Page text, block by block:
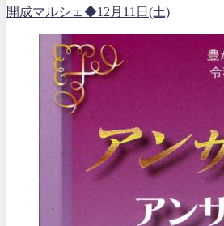
開成マルシェ◆12月11日(土)